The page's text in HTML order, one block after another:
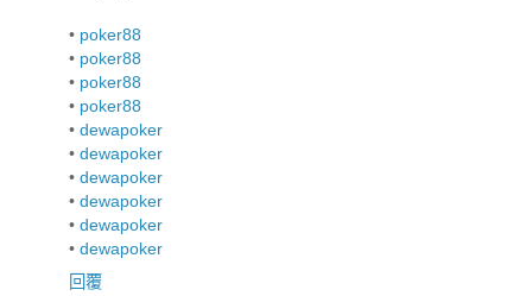
• poker88
• poker88
• poker88
• poker88
• dewapoker
• dewapoker
• dewapoker
• dewapoker
• dewapoker
• dewapoker
回覆